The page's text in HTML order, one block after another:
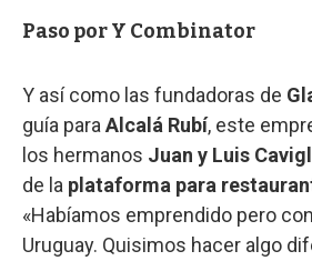
Paso por Y Combinator
Y así como las fundadoras de
guía para Alcalá Rubí, este
los hermanos Juan y Luis
de la plataforma para
«Habíamos emprendido pero
Uruguay. Quisimos hacer algo